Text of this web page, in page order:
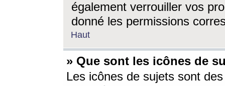
également verrouiller vos
donné les permissions
Haut
» Que sont les icônes de
Les icônes de sujets sont